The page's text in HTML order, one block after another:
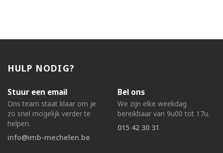
HULP NODIG?
Stuur een email
Ons team staat klaar om je
zo snel mogelijk verder te
helpen.
info@imb-mechelen.be
Bel ons
We zijn elke weekdag
bereikbaar van 9u00 tot 17u.
015 42 30 31